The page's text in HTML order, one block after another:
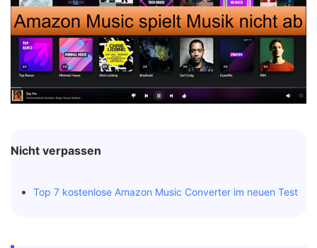
Nicht verpassen
Top 7 kostenlose Amazon Music Converter im neuen Test